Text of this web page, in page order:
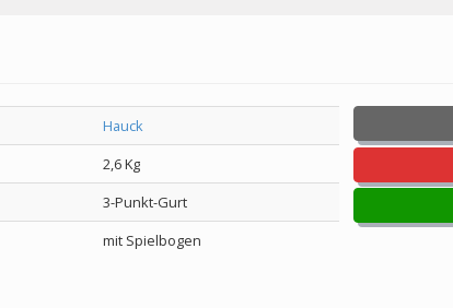
Hauck
2,6 Kg
3-Punkt-Gurt
mit Spielbogen